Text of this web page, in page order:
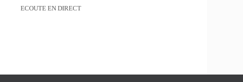
ECOUTE EN DIRECT